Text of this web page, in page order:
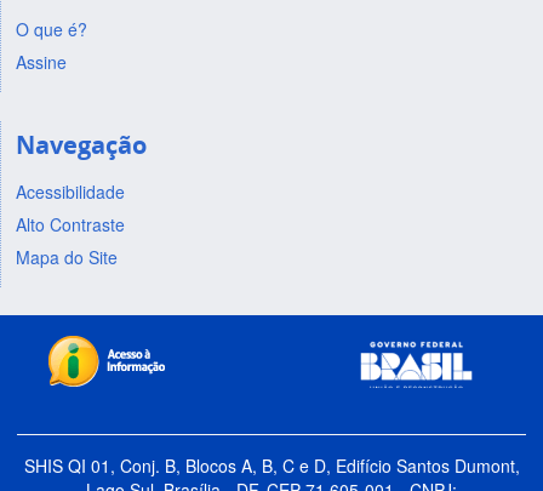
O que é?
Assine
Navegação
Acessibilidade
Alto Contraste
Mapa do Site
SHIS QI 01, Conj. B, Blocos A, B, C e D, Edifício Santos Dumont,